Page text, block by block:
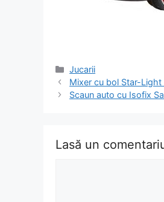
Categorii
Jucarii
Navigare
în
Mixer cu bol Star-Light
Scaun auto cu Isofix
Lasă un